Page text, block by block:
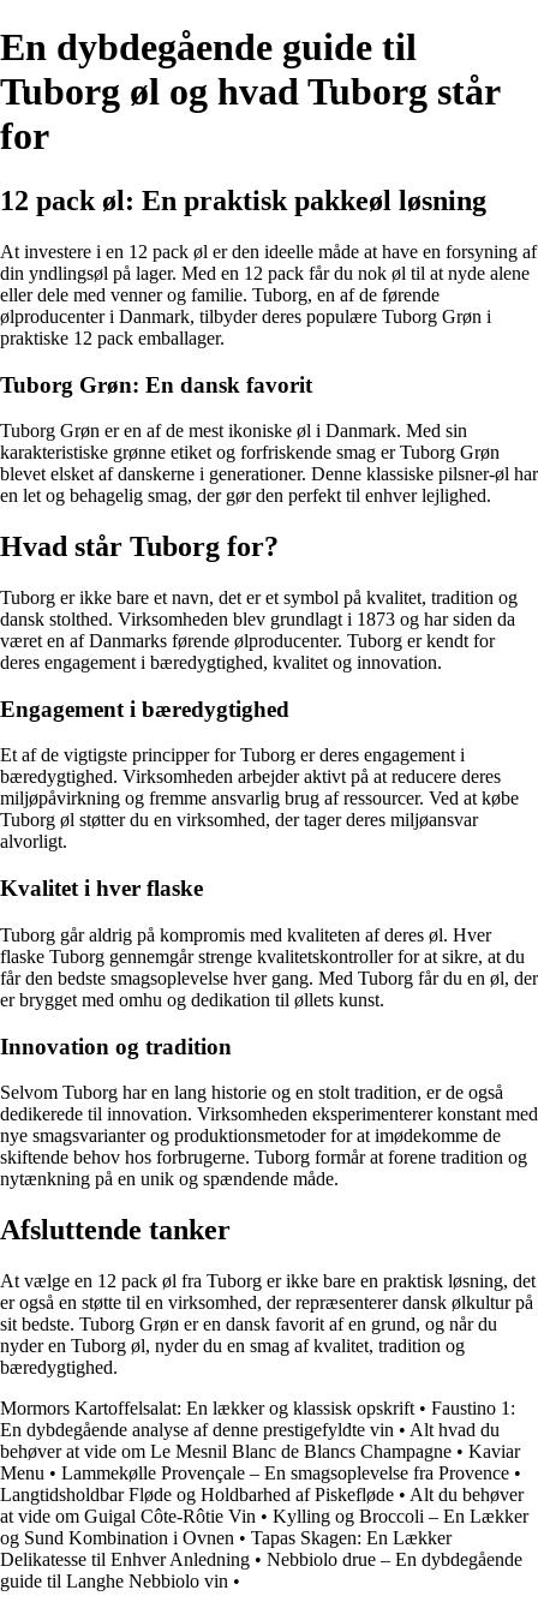
En dybdegående guide til
Tuborg øl og hvad Tuborg står
for
12 pack øl: En praktisk pakkeøl løsning
At investere i en 12 pack øl er den ideelle måde at have en forsyning af
din yndlingsøl på lager. Med en 12 pack får du nok øl til at nyde alene
eller dele med venner og familie. Tuborg, en af de førende
ølproducenter i Danmark, tilbyder deres populære Tuborg Grøn i
praktiske 12 pack emballager.
Tuborg Grøn: En dansk favorit
Tuborg Grøn er en af de mest ikoniske øl i Danmark. Med sin
karakteristiske grønne etiket og forfriskende smag er Tuborg Grøn
blevet elsket af danskerne i generationer. Denne klassiske pilsner-øl har
en let og behagelig smag, der gør den perfekt til enhver lejlighed.
Hvad står Tuborg for?
Tuborg er ikke bare et navn, det er et symbol på kvalitet, tradition og
dansk stolthed. Virksomheden blev grundlagt i 1873 og har siden da
været en af Danmarks førende ølproducenter. Tuborg er kendt for
deres engagement i bæredygtighed, kvalitet og innovation.
Engagement i bæredygtighed
Et af de vigtigste principper for Tuborg er deres engagement i
bæredygtighed. Virksomheden arbejder aktivt på at reducere deres
miljøpåvirkning og fremme ansvarlig brug af ressourcer. Ved at købe
Tuborg øl støtter du en virksomhed, der tager deres miljøansvar
alvorligt.
Kvalitet i hver flaske
Tuborg går aldrig på kompromis med kvaliteten af deres øl. Hver
flaske Tuborg gennemgår strenge kvalitetskontroller for at sikre, at du
får den bedste smagsoplevelse hver gang. Med Tuborg får du en øl, der
er brygget med omhu og dedikation til øllets kunst.
Innovation og tradition
Selvom Tuborg har en lang historie og en stolt tradition, er de også
dedikerede til innovation. Virksomheden eksperimenterer konstant med
nye smagsvarianter og produktionsmetoder for at imødekomme de
skiftende behov hos forbrugerne. Tuborg formår at forene tradition og
nytænkning på en unik og spændende måde.
Afsluttende tanker
At vælge en 12 pack øl fra Tuborg er ikke bare en praktisk løsning, det
er også en støtte til en virksomhed, der repræsenterer dansk ølkultur på
sit bedste. Tuborg Grøn er en dansk favorit af en grund, og når du
nyder en Tuborg øl, nyder du en smag af kvalitet, tradition og
bæredygtighed.
Mormors Kartoffelsalat: En lækker og klassisk opskrift • Faustino 1:
En dybdegående analyse af denne prestigefyldte vin • Alt hvad du
behøver at vide om Le Mesnil Blanc de Blancs Champagne • Kaviar
Menu • Lammekølle Provençale – En smagsoplevelse fra Provence •
Langtidsholdbar Fløde og Holdbarhed af Piskefløde • Alt du behøver
at vide om Guigal Côte-Rôtie Vin • Kylling og Broccoli – En Lækker
og Sund Kombination i Ovnen • Tapas Skagen: En Lækker
Delikatesse til Enhver Anledning • Nebbiolo drue – En dybdegående
guide til Langhe Nebbiolo vin •